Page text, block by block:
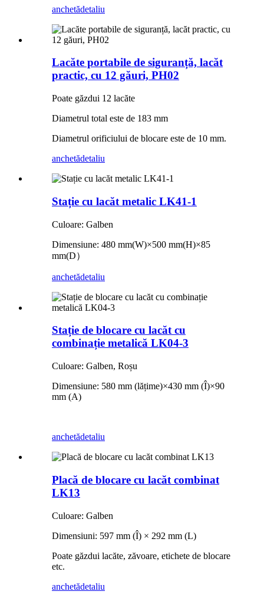
anchetădetaliu
Lacăte portabile de siguranță, lacăt
practic, cu 12 găuri, PH02
Poate găzdui 12 lacăte
Diametrul total este de 183 mm
Diametrul orificiului de blocare este de 10 mm.
anchetădetaliu
Stație cu lacăt metalic LK41-1
Culoare: Galben
Dimensiune: 480 mm(W)×500 mm(H)×85
mm(D）
anchetădetaliu
Stație de blocare cu lacăt cu
combinație metalică LK04-3
Culoare: Galben, Roșu
Dimensiune: 580 mm (lățime)×430 mm (Î)×90
mm (A)
anchetădetaliu
Placă de blocare cu lacăt combinat
LK13
Culoare: Galben
Dimensiuni: 597 mm (Î) × 292 mm (L)
Poate găzdui lacăte, zăvoare, etichete de blocare
etc.
anchetădetaliu